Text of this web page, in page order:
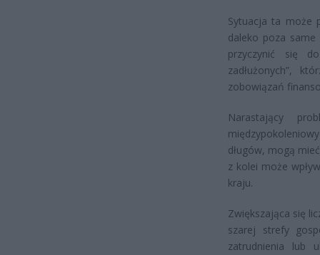
Sytuacja ta może
daleko poza same
przyczynić się
zadłużonych”,
zobowiązań
Narastający
długów, mogą
z kolei może
kraju.
Zwiększająca się
szarej strefy
zatrudnienia lub